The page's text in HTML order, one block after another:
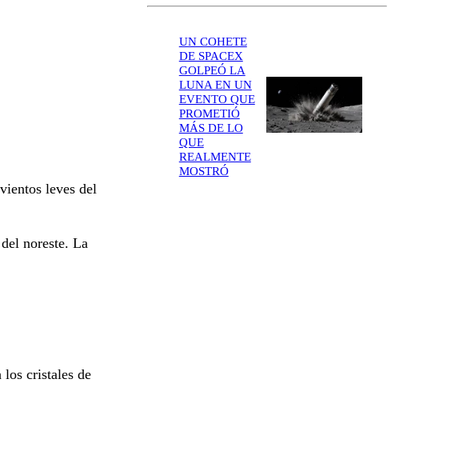
leves del
noreste. La
los cristales de
UN COHETE
DE SPACEX
GOLPEÓ LA
LUNA EN UN
EVENTO QUE
PROMETIÓ
MÁS DE LO
QUE
REALMENTE
MOSTRÓ